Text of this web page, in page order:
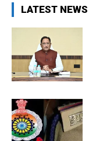
LATEST NEWS